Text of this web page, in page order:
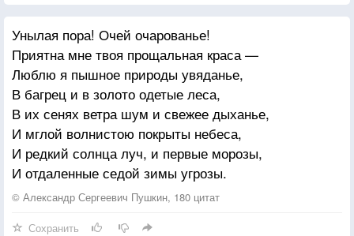
Унылая пора! Очей очарованье!
Приятна мне твоя прощальная краса —
Люблю я пышное природы увяданье,
В багрец и в золото одетые леса,
В их сенях ветра шум и свежее дыханье,
И мглой волнистою покрыты небеса,
И редкий солнца луч, и первые морозы,
И отдаленные седой зимы угрозы.
© Александр Сергеевич Пушкин, 180 цитат
Сохранить